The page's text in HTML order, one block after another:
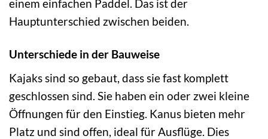
einem einfachen Paddel. Das ist der
Hauptunterschied zwischen beiden.
Unterschiede in der Bauweise
Kajaks sind so gebaut, dass sie fast komplett
geschlossen sind. Sie haben ein oder zwei kleine
Öffnungen für den Einstieg. Kanus bieten mehr
Platz und sind offen, ideal für Ausflüge. Dies